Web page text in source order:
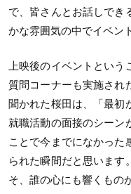
で、皆さんとお話しでき
かな雰囲気の中でイベン
上映後のイベントとい
質問コーナーも実施され
聞かれた桜田は、「最初
就職活動の面接のシーン
ことで今までになかった
られた瞬間だと思います
そ、誰の心にも響くもの